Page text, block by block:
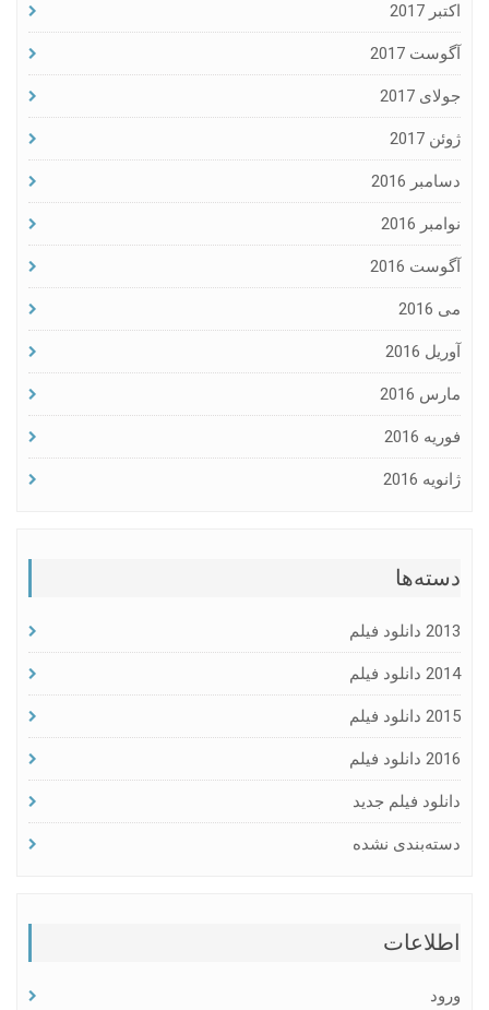
اکتبر 2017
آگوست 2017
جولای 2017
ژوئن 2017
دسامبر 2016
نوامبر 2016
آگوست 2016
می 2016
آوریل 2016
مارس 2016
فوریه 2016
ژانویه 2016
دسته‌ها
2013 دانلود فیلم
2014 دانلود فیلم
2015 دانلود فیلم
2016 دانلود فیلم
دانلود فیلم جدید
دسته‌بندی نشده
اطلاعات
ورود